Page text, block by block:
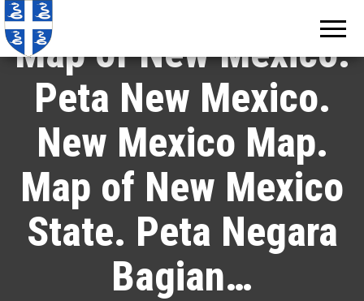
Map of New Mexico.
Peta New Mexico.
New Mexico Map.
Map of New Mexico
State. Peta Negara
Bagian…